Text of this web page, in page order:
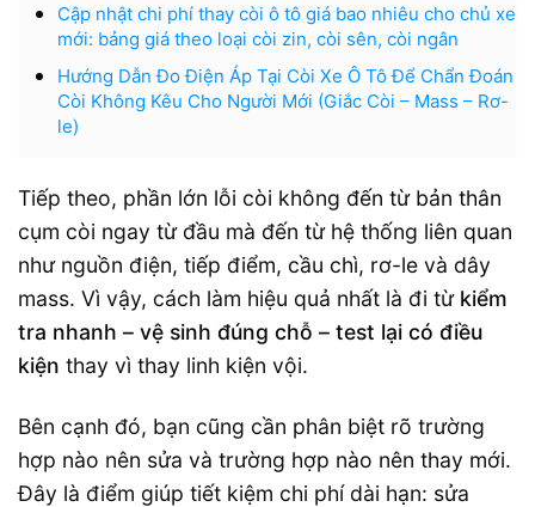
Cập nhật chi phí thay còi ô tô giá bao nhiêu cho chủ xe
mới: bảng giá theo loại còi zin, còi sên, còi ngân
Hướng Dẫn Đo Điện Áp Tại Còi Xe Ô Tô Để Chẩn Đoán
Còi Không Kêu Cho Người Mới (Giắc Còi – Mass – Rơ-
le)
Tiếp theo, phần lớn lỗi còi không đến từ bản thân
cụm còi ngay từ đầu mà đến từ hệ thống liên quan
như nguồn điện, tiếp điểm, cầu chì, rơ-le và dây
mass. Vì vậy, cách làm hiệu quả nhất là đi từ kiểm
tra nhanh – vệ sinh đúng chỗ – test lại có điều
kiện thay vì thay linh kiện vội.
Bên cạnh đó, bạn cũng cần phân biệt rõ trường
hợp nào nên sửa và trường hợp nào nên thay mới.
Đây là điểm giúp tiết kiệm chi phí dài hạn: sửa